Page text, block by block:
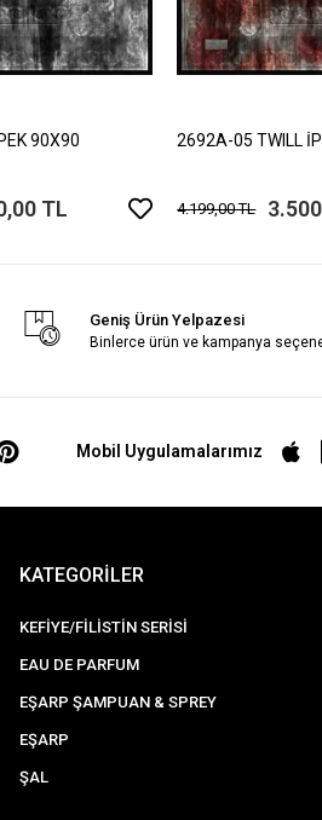
90X90
TL
2692A-05 TWILL
4.199,00 TL
Geniş Ürün Yelpazesi
Binlerce ürün ve kampanya
Mobil Uygulamalarımız
KATEGORİLER
KEFİYE/FİLİSTİN SERİSİ
EAU DE PARFUM
EŞARP ŞAMPUAN & SPREY
EŞARP
ŞAL